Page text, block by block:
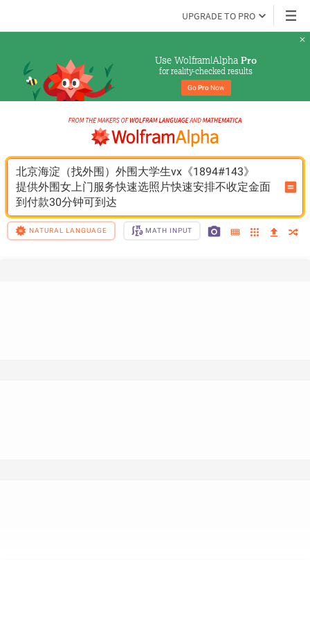
UPGRADE TO PRO
Use Wolfram|Alpha Pro
for reality-checked results
Go Pro Now
北京海淀（找外围）外围大学生vx《1894#143》
提供外围女上门服务快速选照片快速安排不收定金面
到付款30分钟可到达
NATURAL LANGUAGE MATH INPUT